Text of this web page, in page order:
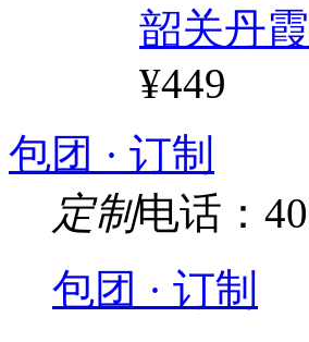
韶关丹
¥449
包团 · 订制
定制电话：
包团 · 订制